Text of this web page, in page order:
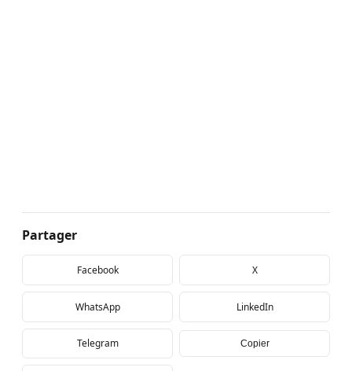
Partager
Facebook X
WhatsApp LinkedIn
Telegram Copier